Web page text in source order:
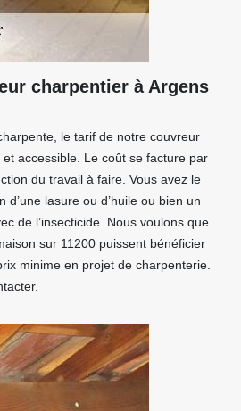
charpentier à Argens
le tarif de notre couvreur
accessible. Le coût se facture par
du travail à faire. Vous avez le
d’une lasure ou d’huile ou bien un
de l’insecticide. Nous voulons que
sur 11200 puissent bénéficier
minime en projet de charpenterie.